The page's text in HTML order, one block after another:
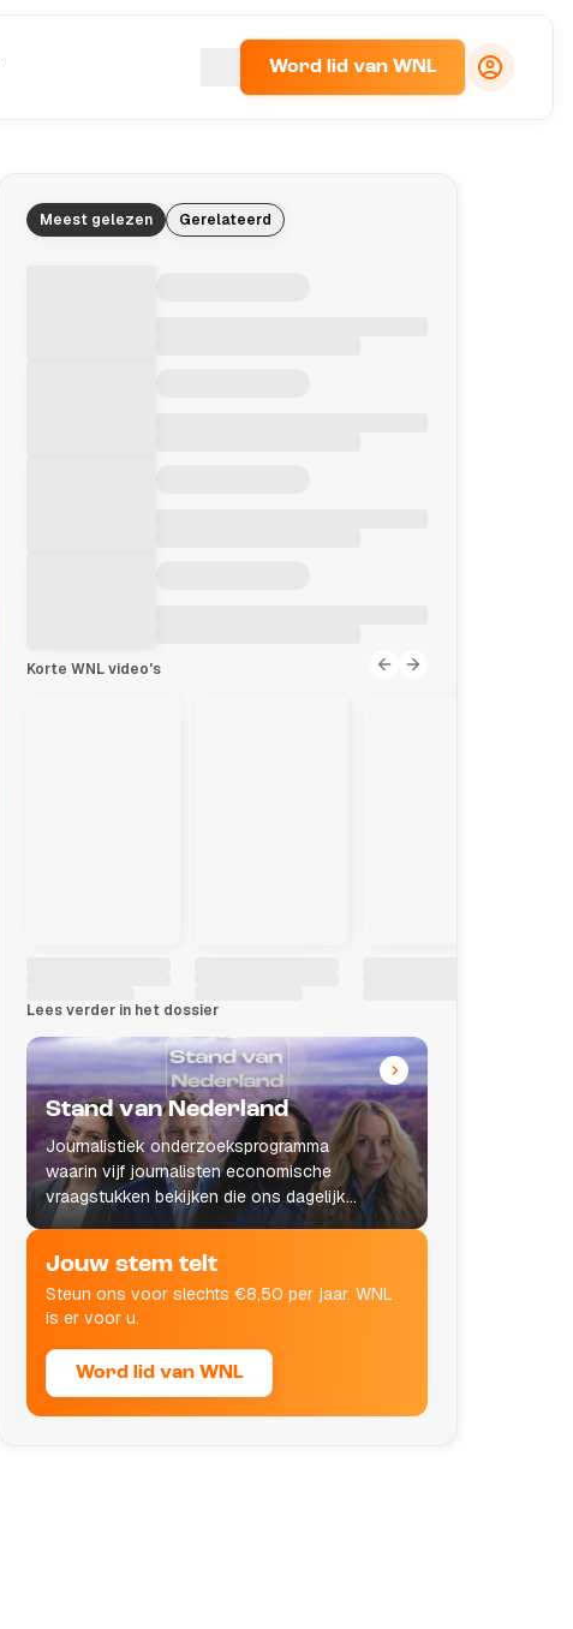
Word lid van WNL
Meest gelezen Gerelateerd
Korte WNL video's
Lees verder in het dossier
Stand van Nederland
Journalistiek onderzoeksprogramma
waarin vijf journalisten economische
vraagstukken bekijken die ons dagelijks
leven raken.
Jouw stem telt
Steun ons voor slechts €8,50 per jaar. WNL
is er voor u.
Word lid van WNL